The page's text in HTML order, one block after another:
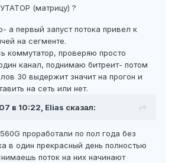
(матрицу) ?
а первый запуст потока привел к
на сегменте.
коммутатор, проверяю просто
канал, поднимаю битреит- потом
30 выдержит значит на прогон и
на сеть или нет.
в 10:22, Elias сказал:
проработали по пол года без
в один прекрасный день полностью
поток на них начинают